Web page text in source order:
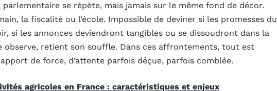
parlementaire se répète, mais jamais sur le même fond de décor.
la fiscalité ou l’école. Impossible de deviner si les promesses du
si les annonces deviendront tangibles ou se dissoudront dans la
observe, retient son souffle. Dans ces affrontements, tout est
de force, d’attente parfois déçue, parfois comblée.
agricoles en France : caractéristiques et enjeux